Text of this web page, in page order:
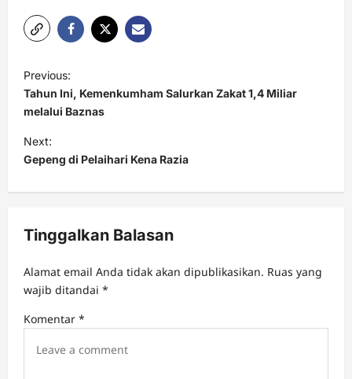
o
s
t
n
a
i
a
i
Previous:
Tahun Ini, Kemenkumham Salurkan Zakat 1,4 Miliar
melalui Baznas
Next:
Gepeng di Pelaihari Kena Razia
Tinggalkan Balasan
Alamat email Anda tidak akan dipublikasikan. Ruas yang
wajib ditandai *
Komentar *